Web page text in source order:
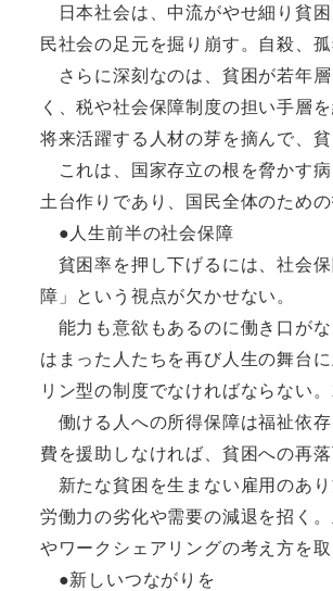
日本社会は、中流がやせ細り貧
民社会の足元を掘り崩す。自殺、
さらに深刻なのは、貧困が若年
く、税や社会保障制度の担い手層
将来活躍する人材の芽を摘んで、貧
これは、国家存立の根を脅かす
土台作りであり、国民全体のため
●人生前半の社会保障
貧困率を押し下げるには、社会
障」という視点が欠かせない。
能力も意欲もあるのに働き口が
はまった人たちを再び人生の舞台
リン型の制度でなければならない
働ける人への所得保障は福祉依
費を援助しなければ、貧困への再
新たな貧困を生まない雇用のあ
労働力の劣化や需要の減退を招く
やワークシェアリングの考え方を
●新しいつながりを